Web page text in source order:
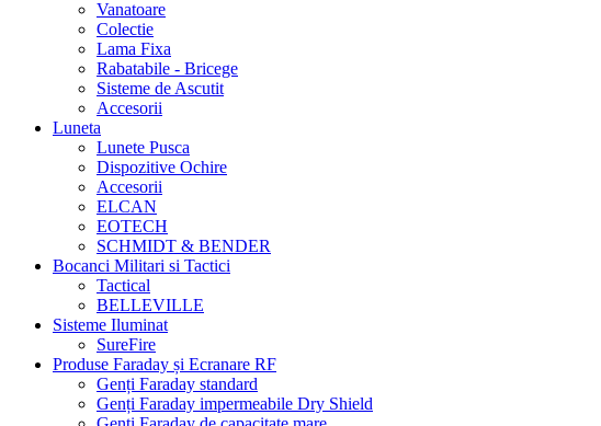
Vanatoare
Colectie
Lama Fixa
Rabatabile - Bricege
Sisteme de Ascutit
Accesorii
Luneta
Lunete Pusca
Dispozitive Ochire
Accesorii
ELCAN
EOTECH
SCHMIDT & BENDER
Bocanci Militari si Tactici
Tactical
BELLEVILLE
Sisteme Iluminat
SureFire
Produse Faraday și Ecranare RF
Genți Faraday standard
Genți Faraday impermeabile Dry Shield